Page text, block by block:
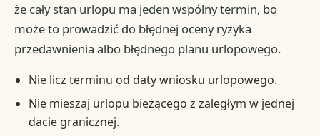
że cały stan urlopu ma jeden wspólny termin, bo
może to prowadzić do błędnej oceny ryzyka
przedawnienia albo błędnego planu urlopowego.
Nie licz terminu od daty wniosku urlopowego.
Nie mieszaj urlopu bieżącego z zaległym w jednej
dacie granicznej.